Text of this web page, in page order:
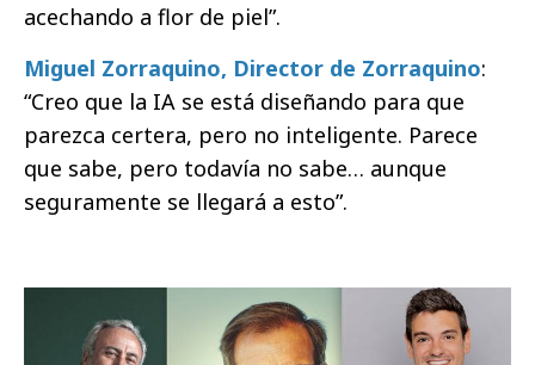
acechando a flor de piel”.
Miguel Zorraquino, Director de Zorraquino:
“Creo que la IA se está diseñando para que
parezca certera, pero no inteligente. Parece
que sabe, pero todavía no sabe… aunque
seguramente se llegará a esto”.